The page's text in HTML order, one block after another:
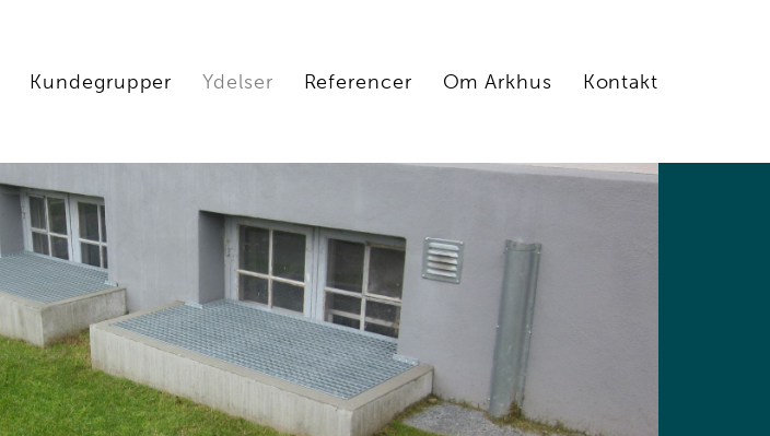
Kundegrupper Ydelser Referencer Om Arkhus Kontakt